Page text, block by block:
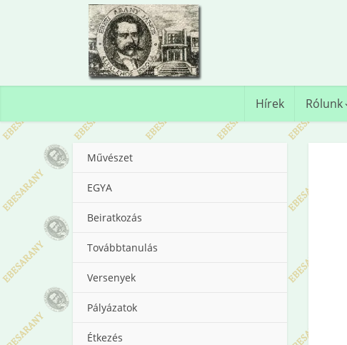
Hírek Rólunk
Művészet
EGYA
Beiratkozás
Továbbtanulás
Versenyek
Pályázatok
Étkezés